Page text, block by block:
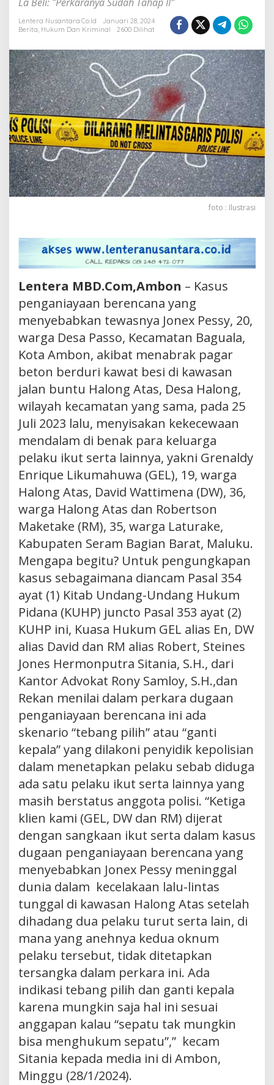
Tewasnya
Jonex
Sengaja
Diloloskan
Polisi?
Lentera Nusantara.Co.Id
Januari 28, 2024
Berita Hukum Dan Kriminal 2600 Dilihat
foto : Ilustrasi
Lentera MBD.Com,Ambon – Kasus
penganiayaan berencana yang
menyebabkan tewasnya Jonex Pessy, 20,
warga Desa Passo, Kecamatan Baguala,
Kota Ambon, akibat menabrak pagar
beton berduri kawat besi di kawasan
jalan buntu Halong Atas, Desa Halong,
wilayah kecamatan yang sama, pada 25
Juli 2023 lalu, menyisakan kekecewaan
mendalam di benak para keluarga
pelaku ikut serta lainnya, yakni Grenaldy
Enrique Likumahuwa (GEL), 19, warga
Halong Atas, David Wattimena (DW), 36,
warga Halong Atas dan Robertson
Maketake (RM), 35, warga Laturake,
Kabupaten Seram Bagian Barat, Maluku.
Mengapa begitu? Untuk pengungkapan
kasus sebagaimana diancam Pasal 354
ayat (1) Kitab Undang-Undang Hukum
Pidana (KUHP) juncto Pasal 353 ayat (2)
KUHP ini, Kuasa Hukum GEL alias En, DW
alias David dan RM alias Robert, Steines
Jones Hermonputra Sitania, S.H., dari
Kantor Advokat Rony Samloy, S.H.,dan
Rekan menilai dalam perkara dugaan
penganiayaan berencana ini ada
skenario “tebang pilih” atau “ganti
kepala” yang dilakoni penyidik kepolisian
dalam menetapkan pelaku sebab diduga
ada satu pelaku ikut serta lainnya yang
masih berstatus anggota polisi. “Ketiga
klien kami (GEL, DW dan RM) dijerat
dengan sangkaan ikut serta dalam kasus
dugaan penganiayaan berencana yang
menyebabkan Jonex Pessy meninggal
dunia dalam kecelakaan lalu-lintas
tunggal di kawasan Halong Atas setelah
dihadang dua pelaku turut serta lain, di
mana yang anehnya kedua oknum
pelaku tersebut, tidak ditetapkan
tersangka dalam perkara ini. Ada
indikasi tebang pilih dan ganti kepala
karena mungkin saja hal ini sesuai
anggapan kalau “sepatu tak mungkin
bisa menghukum sepatu”,” kecam
Sitania kepada media ini di Ambon,
Minggu (28/1/2024).